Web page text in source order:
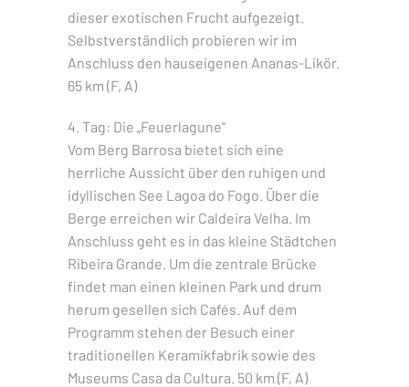
dieser exotischen Frucht aufgezeigt.
Selbstverständlich probieren wir im
Anschluss den hauseigenen Ananas-Likör.
65 km (F, A)
4. Tag: Die „Feuerlagune“
Vom Berg Barrosa bietet sich eine
herrliche Aussicht über den ruhigen und
idyllischen See Lagoa do Fogo. Über die
Berge erreichen wir Caldeira Velha. Im
Anschluss geht es in das kleine Städtchen
Ribeira Grande. Um die zentrale Brücke
findet man einen kleinen Park und drum
herum gesellen sich Cafés. Auf dem
Programm stehen der Besuch einer
traditionellen Keramikfabrik sowie des
Museums Casa da Cultura. 50 km (F, A)